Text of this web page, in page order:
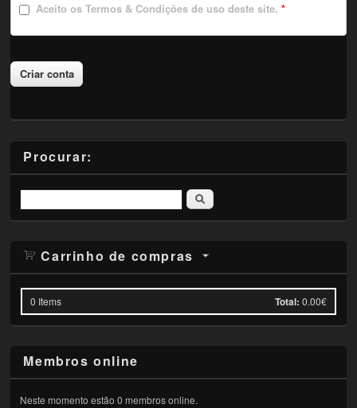
Aceito os Termos & Condições de uso deste site.*
Procurar:
Pesquisar
Carrinho de compras
0 Items Total: 0.00€
Membros online
Neste momento estão 0 membros online.